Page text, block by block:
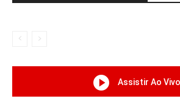
Assistir Ao Vivo